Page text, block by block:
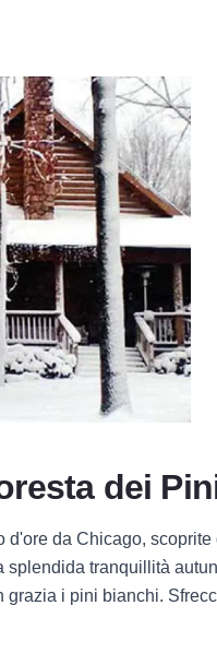
dei
da Chicago,
tranquillità
i pini bianchi.